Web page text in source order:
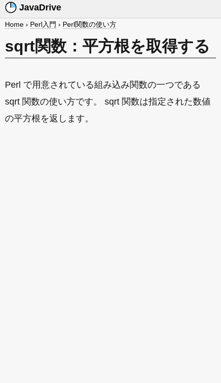
JavaDrive
Home › Perl入門 › Perl関数の使い方
sqrt関数：平方根を取得する
Perl で用意されている組み込み関数の一つである
sqrt 関数の使い方です。 sqrt 関数は指定された数値
の平方根を返します。